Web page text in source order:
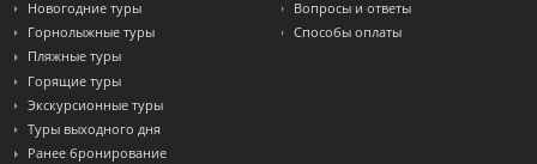
Новогодние туры
Горнолыжные туры
Пляжные туры
Горящие туры
Экскурсионные туры
Туры выходного дня
Ранее бронирование
Вопросы и ответы
Способы оплаты